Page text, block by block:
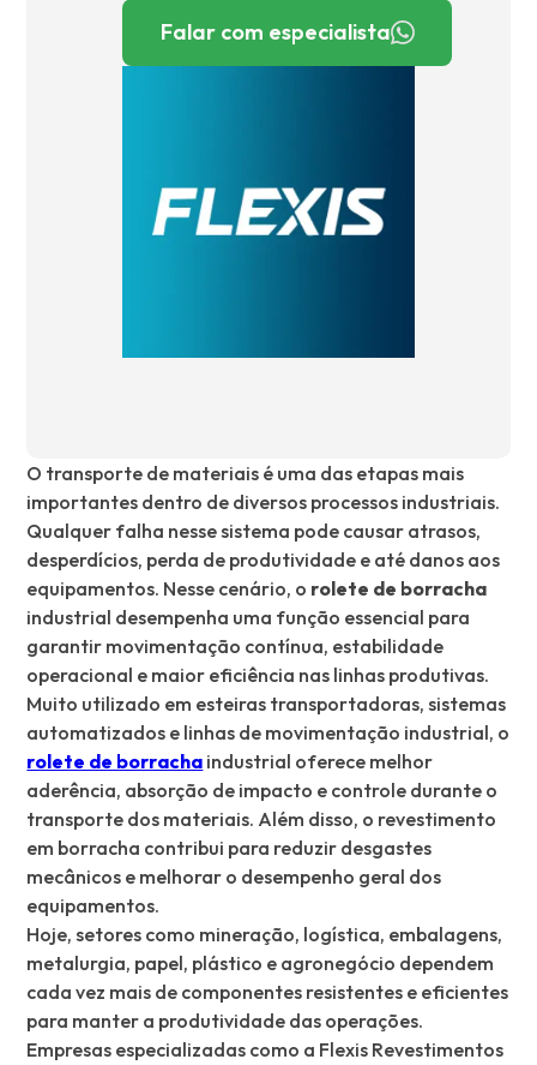
Falar com especialista
O transporte de materiais é uma das etapas mais
importantes dentro de diversos processos industriais.
Qualquer falha nesse sistema pode causar atrasos,
desperdícios, perda de produtividade e até danos aos
equipamentos. Nesse cenário, o rolete de borracha
industrial desempenha uma função essencial para
garantir movimentação contínua, estabilidade
operacional e maior eficiência nas linhas produtivas.
Muito utilizado em esteiras transportadoras, sistemas
automatizados e linhas de movimentação industrial, o
rolete de borracha industrial oferece melhor
aderência, absorção de impacto e controle durante o
transporte dos materiais. Além disso, o revestimento
em borracha contribui para reduzir desgastes
mecânicos e melhorar o desempenho geral dos
equipamentos.
Hoje, setores como mineração, logística, embalagens,
metalurgia, papel, plástico e agronegócio dependem
cada vez mais de componentes resistentes e eficientes
para manter a produtividade das operações.
Empresas especializadas como a Flexis Revestimentos